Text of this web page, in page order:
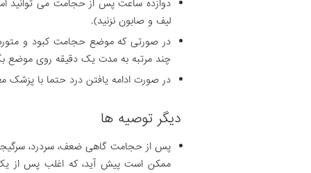
دوازده ساعت پس از حجامت می توانید
لیف و صابون نزنید).
در صورتی که موضع حجامت کبود و
چند مرتبه به مدت یک دقیقه روی موضع
در صورت ادامه یافتن درد حتما با پزشک
دیگر توصیه ها
پس از حجامت گاهی ضعف، سردرد،
ممکن است پیش آید، که اغلب پس از